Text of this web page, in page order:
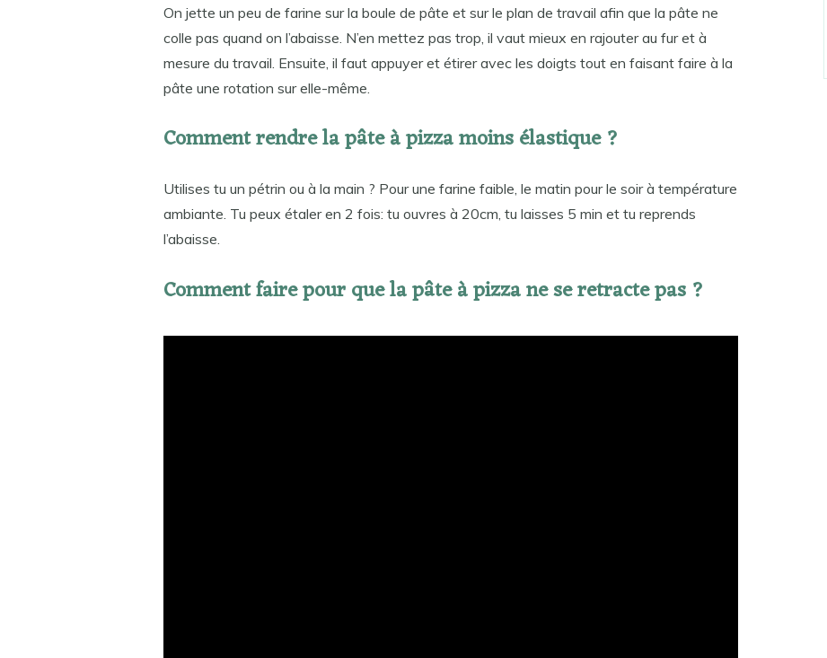
On jette un peu de farine sur la boule de pâte et sur le plan de travail afin que la pâte ne
colle pas quand on l’abaisse. N’en mettez pas trop, il vaut mieux en rajouter au fur et à
mesure du travail. Ensuite, il faut appuyer et étirer avec les doigts tout en faisant faire à la
pâte une rotation sur elle-même.
Comment rendre la pâte à pizza moins élastique ?
Utilises tu un pétrin ou à la main ? Pour une farine faible, le matin pour le soir à température
ambiante. Tu peux étaler en 2 fois: tu ouvres à 20cm, tu laisses 5 min et tu reprends
l’abaisse.
Comment faire pour que la pâte à pizza ne se retracte pas ?